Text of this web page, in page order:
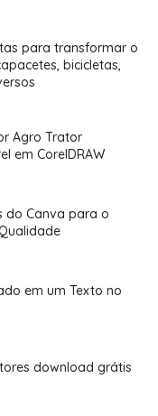
para transformar o
bicicletas,
Agro Trator
em CorelDRAW
do Canva para o
em um Texto no
download grátis